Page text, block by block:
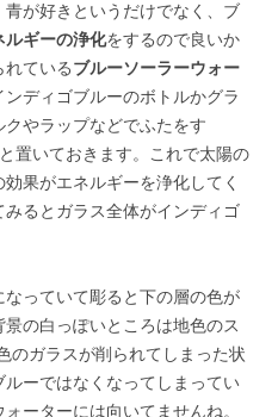
が好きというだけでなく、ブ
ルギーの浄化をするので良いか
れているブルーソーラーウォー
ディゴブルーのボトルかグラ
やラップなどでふたをす
置いておきます。これで太陽の
果がエネルギーを浄化してく
るとガラス全体がインディゴ
っていて彫ると下の層の色が
の白っぽいところは地色のス
のガラスが削られてしまった状
ーではなくなってしまってい
ーターには向いてませんね。